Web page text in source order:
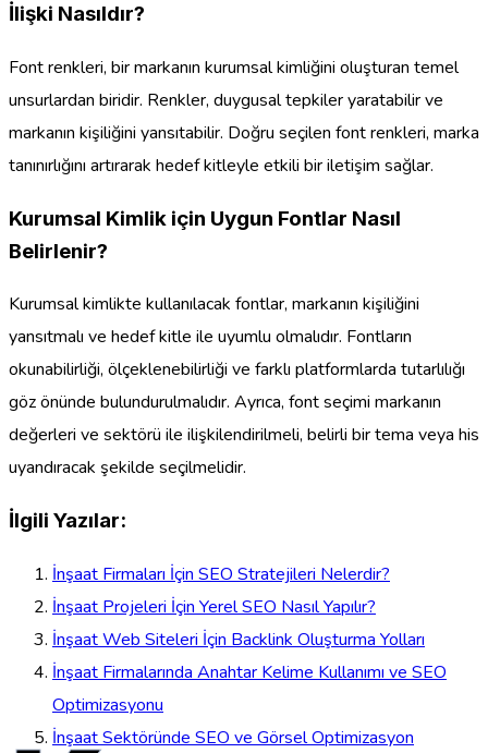
İlişki Nasıldır?
Font renkleri, bir markanın kurumsal kimliğini oluşturan temel
unsurlardan biridir. Renkler, duygusal tepkiler yaratabilir ve
markanın kişiliğini yansıtabilir. Doğru seçilen font renkleri, marka
tanınırlığını artırarak hedef kitleyle etkili bir iletişim sağlar.
Kurumsal Kimlik için Uygun Fontlar Nasıl
Belirlenir?
Kurumsal kimlikte kullanılacak fontlar, markanın kişiliğini
yansıtmalı ve hedef kitle ile uyumlu olmalıdır. Fontların
okunabilirliği, ölçeklenebilirliği ve farklı platformlarda tutarlılığı
göz önünde bulundurulmalıdır. Ayrıca, font seçimi markanın
değerleri ve sektörü ile ilişkilendirilmeli, belirli bir tema veya his
uyandıracak şekilde seçilmelidir.
İlgili Yazılar:
İnşaat Firmaları İçin SEO Stratejileri Nelerdir?
İnşaat Projeleri İçin Yerel SEO Nasıl Yapılır?
İnşaat Web Siteleri İçin Backlink Oluşturma Yolları
İnşaat Firmalarında Anahtar Kelime Kullanımı ve SEO
Optimizasyonu
İnşaat Sektöründe SEO ve Görsel Optimizasyon